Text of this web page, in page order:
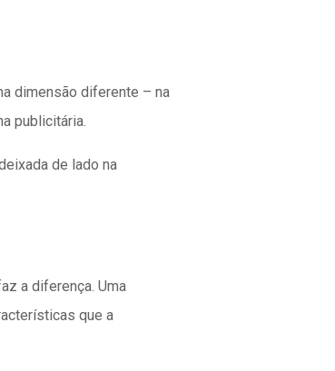
dimensão diferente – na
publicitária.
de lado na
a diferença. Uma
que a